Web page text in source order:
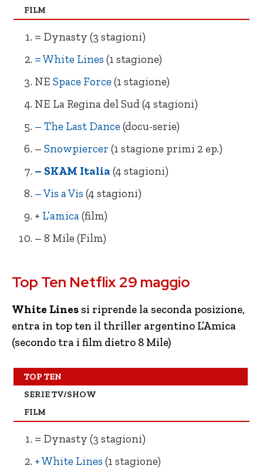
= Outer Banks (stagione 1 doppiata)
= Storia contemporanea in pillole
(docuserie)
RE One Day
– Love
FILM
= Dynasty (3 stagioni)
= White Lines (1 stagione)
NE Space Force(1 stagione)
NE La Regina del Sud (4 stagioni)
– The Last Dance(docu-serie)
– Snowpiercer (1 stagione primi 2 ep.)
– SKAM Italia (4 stagioni)
– Vis a Vis (4 stagioni)
+ L’amica(film)
– 8 Mile (Film)
= White Lines (1 stagione)
NE Space Force (1 stagione)
NE La Regina del Sud (4 stagioni)
– The Last Dance (docu-serie)
– Snowpiercer (1 stagione primi 2 ep.)
– SKAM Italia (4 stagioni)
– Vis a Vis (4 stagioni)
– Outer Banks (stagione 1 doppiata)
– Storia contemporanea in pillole
– 8 Mile
NE The End? L’inferno fuori
– Ted
– Un uragano all’improvviso
= Il Gladiatore
– Cell Block 99 Nessuno può fermarmi
– Love
NE Hulk
= La Missy Sbagliata
Top Ten Netflix 29 maggio
White Lines si riprende la seconda posizione,
entra in top ten il thriller argentino L’Amica
(secondo tra i film dietro 8 Mile)
TOP TEN
SERIE TV/SHOW
FILM
= Dynasty (3 stagioni)
+ White Lines (1 stagione)